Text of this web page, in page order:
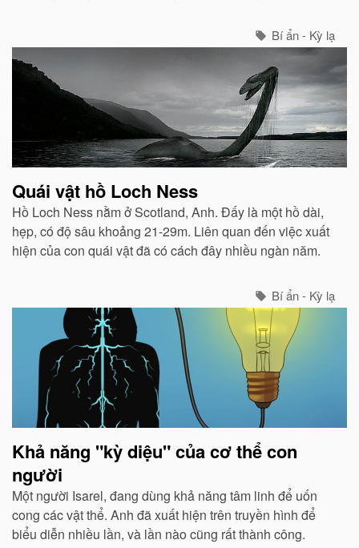
Bí ẩn - Kỳ lạ
Quái vật hồ Loch Ness
Hồ Loch Ness nằm ở Scotland, Anh. Đấy là một hồ dài,
hẹp, có độ sâu khoảng 21-29m. Liên quan đến việc xuất
hiện của con quái vật đã có cách đây nhiều ngàn năm.
Bí ẩn - Kỳ lạ
Khả năng "kỳ diệu" của cơ thể con
người
Một người Isarel, đang dùng khả năng tâm linh để uốn
cong các vật thể. Anh đã xuất hiện trên truyền hình để
biểu diễn nhiều lần, và lần nào cũng rất thành công.